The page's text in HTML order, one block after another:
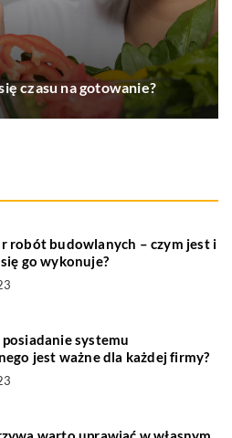
czasu na gotowanie?
robót budowlanych – czym jest i
go wykonuje?
posiadanie systemu
jest ważne dla każdej firmy?